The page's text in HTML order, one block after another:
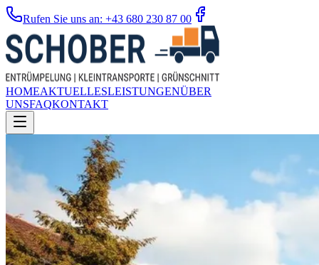
Rufen Sie uns an: +43 680 230 87 00
HOMEAKTUELLESLEISTUNGENÜBER
UNSFAQKONTAKT